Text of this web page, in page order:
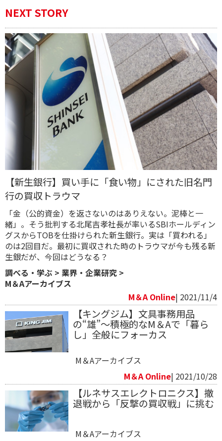
NEXT STORY
【新生銀行】買い手に「食い物」にされた旧名門
行の買収トラウマ
「金（公的資金）を返さないのはありえない。泥棒と一
緒」。そう批判する北尾吉孝社長が率いるSBIホールディン
グスからTOBを仕掛けられた新生銀行。実は「買われる」
のは2回目だ。最初に買収された時のトラウマが今も残る新
生銀だが、今回はどうなる？
調べる・学ぶ > 業界・企業研究 >
M＆Aアーカイブス
M＆A Online| 2021/11/4
【キングジム】文具事務用品
の“雄”～積極的なM＆Aで「暮ら
し」全般にフォーカス
M＆Aアーカイブス
M＆A Online| 2021/10/28
【ルネサスエレクトロニクス】撤
退戦から「反撃の買収戦」に挑む
M＆Aアーカイブス